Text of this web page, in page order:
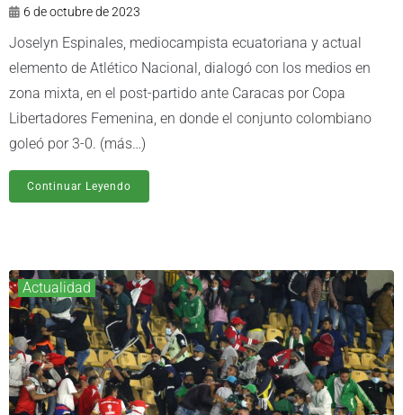
6 de octubre de 2023
Joselyn Espinales, mediocampista ecuatoriana y actual
elemento de Atlético Nacional, dialogó con los medios en
zona mixta, en el post-partido ante Caracas por Copa
Libertadores Femenina, en donde el conjunto colombiano
goleó por 3-0. (más…)
Continuar Leyendo
Actualidad